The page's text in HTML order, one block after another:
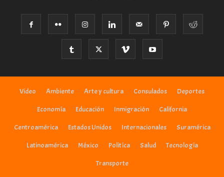
Video Ambiente Arte y cultura Consulados Deportes
Economía Educación Inmigración California
Centroamérica Estados Unidos Internacionales Suramérica
Latinoamérica México Politíca Salud Tecnología
Transporte